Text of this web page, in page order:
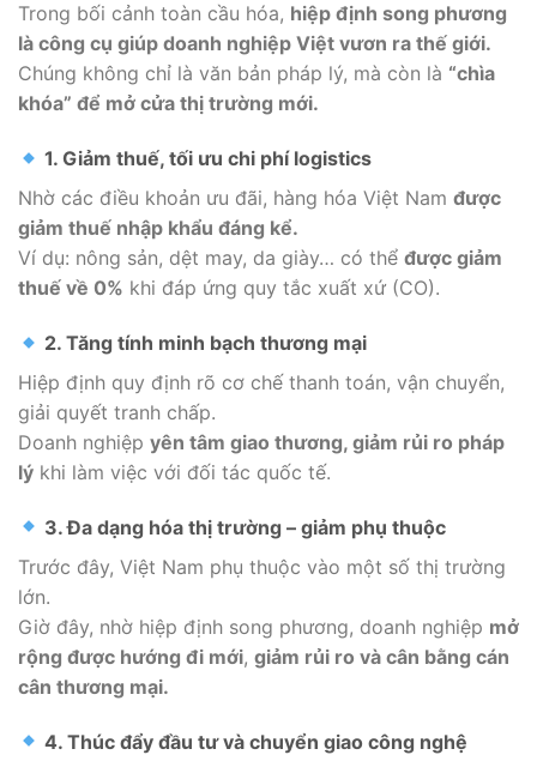
Trong bối cảnh toàn cầu hóa, hiệp định song phương
là công cụ giúp doanh nghiệp Việt vươn ra thế giới.
Chúng không chỉ là văn bản pháp lý, mà còn là “chìa
khóa” để mở cửa thị trường mới.
1. Giảm thuế, tối ưu chi phí logistics
Nhờ các điều khoản ưu đãi, hàng hóa Việt Nam được
giảm thuế nhập khẩu đáng kể.
Ví dụ: nông sản, dệt may, da giày… có thể được giảm
thuế về 0% khi đáp ứng quy tắc xuất xứ (CO).
2. Tăng tính minh bạch thương mại
Hiệp định quy định rõ cơ chế thanh toán, vận chuyển,
giải quyết tranh chấp.
Doanh nghiệp yên tâm giao thương, giảm rủi ro pháp
lý khi làm việc với đối tác quốc tế.
3. Đa dạng hóa thị trường – giảm phụ thuộc
Trước đây, Việt Nam phụ thuộc vào một số thị trường
lớn.
Giờ đây, nhờ hiệp định song phương, doanh nghiệp mở
rộng được hướng đi mới, giảm rủi ro và cân bằng cán
cân thương mại.
4. Thúc đẩy đầu tư và chuyển giao công nghệ